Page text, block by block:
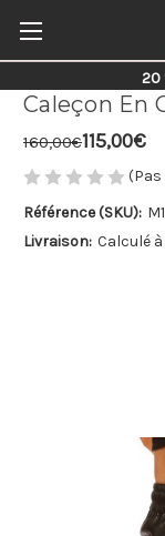
20
Caleçon En
160,00€115,00€
(Pas
Référence (SKU):
Livraison: Calculé